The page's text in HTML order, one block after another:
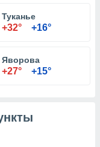
Туканье
+32° +16°
Яворова
+27° +15°